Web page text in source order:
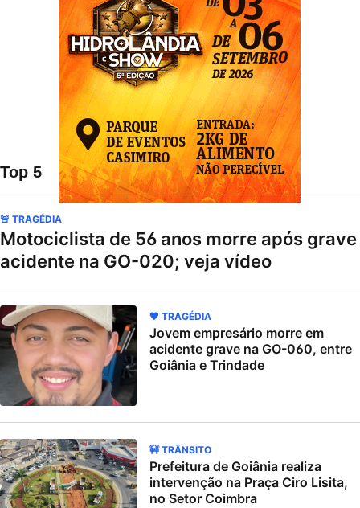
Top 5
🚨 TRAGÉDIA
Motociclista de 56 anos morre após grave
acidente na GO-020; veja vídeo
🖤 TRAGÉDIA
Jovem empresário morre em
acidente grave na GO-060, entre
Goiânia e Trindade
🚧 TRÂNSITO
Prefeitura de Goiânia realiza
intervenção na Praça Ciro Lisita,
no Setor Coimbra